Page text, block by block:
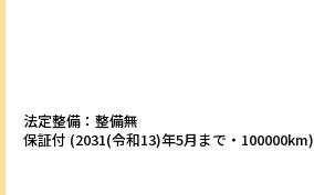
法定整備：整備無
保証付 (2031(令和13)年5月まで・100000km)